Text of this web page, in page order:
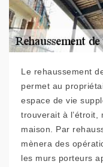
Le rehaussement
permet au
espace de vie
trouverait à l’étroit,
maison. Par
mènera des
les murs porteurs